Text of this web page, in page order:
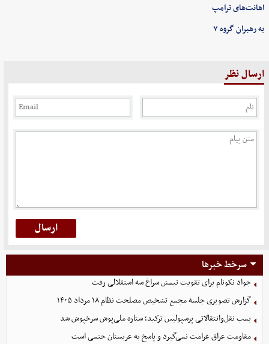
اهانت‌های ترامپ
به رهبران گروه ۷
ارسال نظر
سرخط خبرها
جواد نکونام برای تقویت تیمش سراغ سه استقلالی رفت
گزارش تصویری جلسه مجمع تشخیص مصلحت نظام ۱۸ مرداد ۱۴۰۵
بمب نقل‌وانتقالاتی پرسپولیس ترکید؛ ستاره ملی‌پوش سرخپوش شد
مقاومت عراق غرامت نمی‌گیرد و پاسخ به عربستان حتمی است